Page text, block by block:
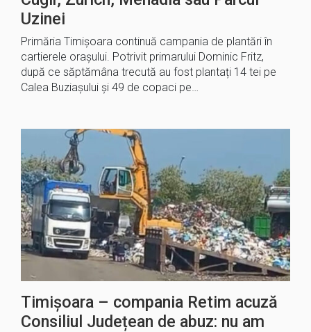
Uzinei
Primăria Timișoara continuă campania de plantări în
cartierele orașului. Potrivit primarului Dominic Fritz,
după ce săptămâna trecută au fost plantați 14 tei pe
Calea Buziașului și 49 de copaci pe…
Timișoara – compania Retim acuză
Consiliul Județean de abuz: nu am